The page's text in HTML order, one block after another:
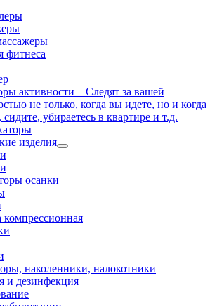
фитнеса
активности – Следят за вашей
не только, когда вы идете, но и когда
убираетесь в квартире и т.д.
изделия
осанки
наколенники, налокотники
и дезинфекция